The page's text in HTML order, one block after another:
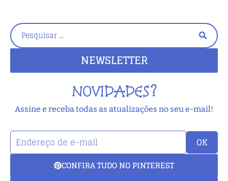
NEWSLETTER
NOVIDADES?
Assine e receba todas as atualizações no seu e-mail!
OK
CONFIRA TUDO NO PINTEREST